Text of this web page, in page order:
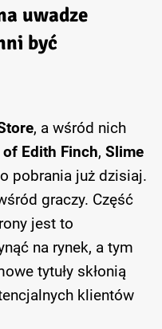
uwadze
być
, a wśród nich
Edith Finch, Slime
pobrania już dzisiaj.
graczy. Część
jest to
na rynek, a tym
tytuły skłonią
klientów